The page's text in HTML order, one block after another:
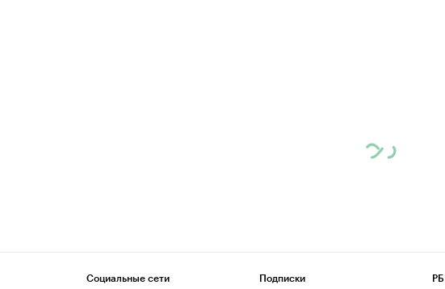
Социальные сети Подписки